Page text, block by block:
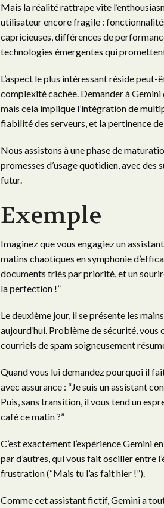
Mais la réalité rattrape vite
utilisateur encore fragile :
capricieuses, différences de
technologies émergentes qui
L’aspect le plus intéressant réside
complexité cachée. Demander à Gemini
mais cela implique l’intégration de
fiabilité des serveurs, et la pertinence
Nous assistons à une phase de
promesses d’usage quotidien, avec
futur.
Exemple
Imaginez que vous engagiez un
matins chaotiques en symphonie
documents triés par priorité, et un
la perfection !”
Le deuxième jour, il se présente les
aujourd’hui. Problème de sécurité,
courriels de spam soigneusement
Quand vous lui demandez pourquoi il
avec assurance : “Je suis un assistant
Puis, sans transition, il vous tend un
café ce matin ?”
C’est exactement l’expérience Gemini
par d’autres, qui vous fait osciller entre
frustration (“Mais tu l’as fait hier !”).
Comme cet assistant fictif, Gemini a